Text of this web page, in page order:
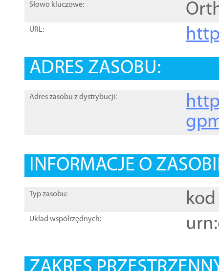
Słowo kluczowe:
URL:
ADRES ZASOBU:
Adres zasobu z dystrybucji:
INFORMACJE O
Typ zasobu: kod
Układ współrzędnych: